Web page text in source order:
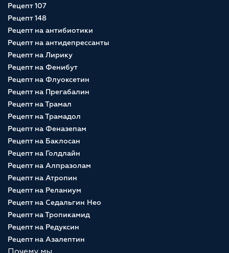
Рецепт 107
Рецепт 148
Рецепт на антибиотики
Рецепт на антидепрессанты
Рецепт на Лирику
Рецепт на Фенибут
Рецепт на Флуоксетин
Рецепт на Прегабалин
Рецепт на Трамал
Рецепт на Трамадол
Рецепт на Феназепам
Рецепт на Баклосан
Рецепт на Голдлайн
Рецепт на Алпразолам
Рецепт на Атропин
Рецепт на Реланиум
Рецепт на Седальгин Нео
Рецепт на Тропикамид
Рецепт на Редуксин
Рецепт на Азалептин